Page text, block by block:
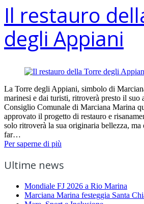
Il restauro
degli Appiani
La Torre degli Appiani, simbolo di
marinesi e dai turisti, ritroverà presto il suo
Consiglio Comunale di Marciana Marina
approvato il progetto di restauro e
solo ritroverà la sua originaria bellezza, ma
far…
Per saperne di più
Ultime news
Mondiale FJ 2026 a Rio Marina
Marciana Marina festeggia Santa